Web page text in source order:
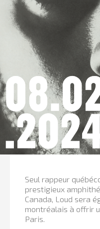
Seul rappeur
prestigieux
Canada, Loud sera
montréalais à offrir
Paris.